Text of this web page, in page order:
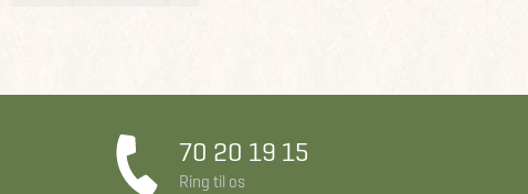
70 20 19 15
Ring til os